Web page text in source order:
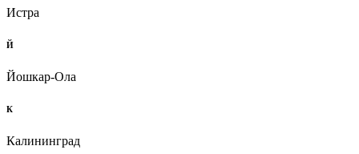
Истра
Й
Йошкар-Ола
К
Калининград